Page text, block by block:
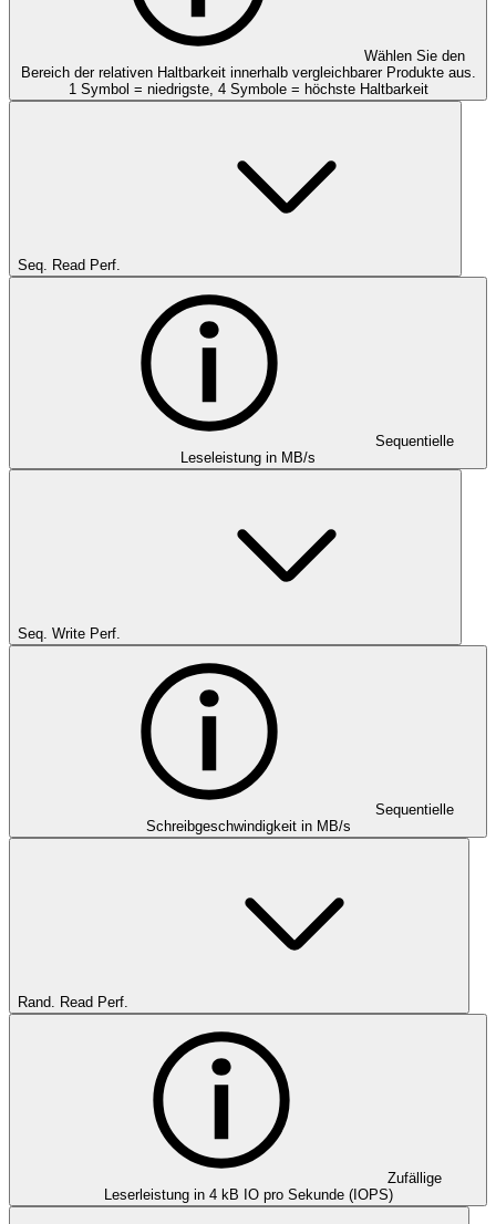
Wählen Sie den
Bereich der relativen Haltbarkeit innerhalb vergleichbarer Produkte aus.
1 Symbol = niedrigste, 4 Symbole = höchste Haltbarkeit
Seq. Read Perf.
Sequentielle
Leseleistung in MB/s
Seq. Write Perf.
Sequentielle
Schreibgeschwindigkeit in MB/s
Rand. Read Perf.
Zufällige
Leserleistung in 4 kB IO pro Sekunde (IOPS)